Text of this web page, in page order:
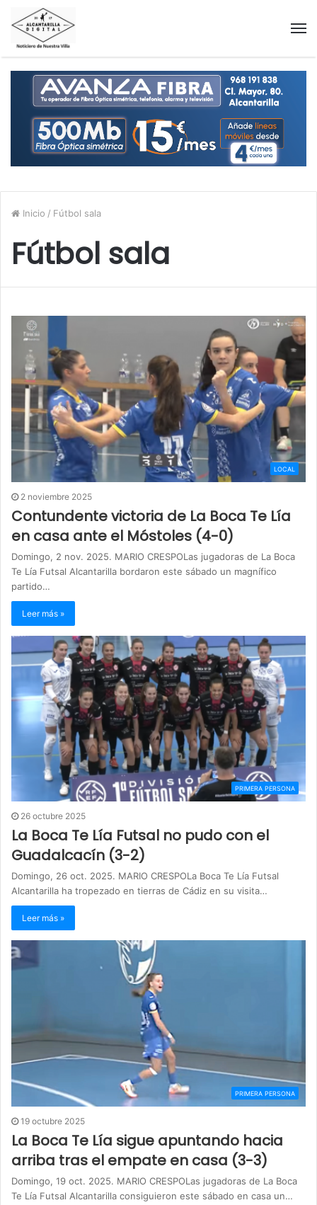
Inicio / Fútbol sala
Fútbol sala
LOCAL
2 noviembre 2025
Contundente victoria de La Boca Te Lía
en casa ante el Móstoles (4-0)
Domingo, 2 nov. 2025. MARIO CRESPOLas jugadoras de La Boca
Te Lía Futsal Alcantarilla bordaron este sábado un magnífico
partido…
Leer más »
PRIMERA PERSONA
26 octubre 2025
La Boca Te Lía Futsal no pudo con el
Guadalcacín (3-2)
Domingo, 26 oct. 2025. MARIO CRESPOLa Boca Te Lía Futsal
Alcantarilla ha tropezado en tierras de Cádiz en su visita…
Leer más »
PRIMERA PERSONA
19 octubre 2025
La Boca Te Lía sigue apuntando hacia
arriba tras el empate en casa (3-3)
Domingo, 19 oct. 2025. MARIO CRESPOLas jugadoras de La Boca
Te Lía Futsal Alcantarilla consiguieron este sábado en casa un…